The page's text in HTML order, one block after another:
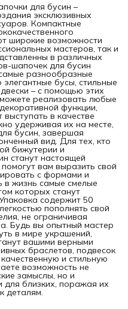
для бусин –
эксклюзивных
Компактные
широкие возможности
мастеров, так и
в различных
шапочек для бусин
разнообразные
бусы, стильные
– с помощью этих
реализовать любые
функции,
в качестве
удерживая их на месте,
бусин, завершая
вид. Для тех, кто
бижутерии и
станут настоящей
вам выразить свой
с формами и
в жизнь самые смелые
которых станут
содержит 50
пополнять свой
не ограничивая
Будь вы опытный мастер
в мире украшений,
вашими верными
браслетов, подвесок
и стильную
возможность не
замыслы, но и
для близких, поражая их
деталям.